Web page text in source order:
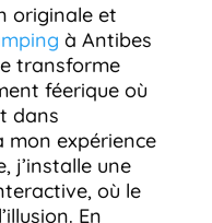
originale et
à Antibes
transforme
féerique où
dans
mon expérience
j’installe une
où le
En